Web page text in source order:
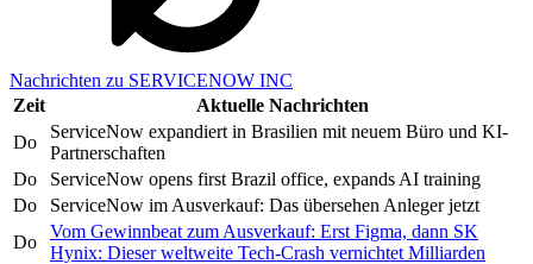
Nachrichten zu SERVICENOW INC
Zeit
Aktuelle Nachrichten
Do
ServiceNow expandiert in Brasilien mit neuem Büro und KI-
Partnerschaften
Do
ServiceNow opens first Brazil office, expands AI training
Do
ServiceNow im Ausverkauf: Das übersehen Anleger jetzt
Do
Vom Gewinnbeat zum Ausverkauf: Erst Figma, dann SK
Hynix: Dieser weltweite Tech-Crash vernichtet Milliarden